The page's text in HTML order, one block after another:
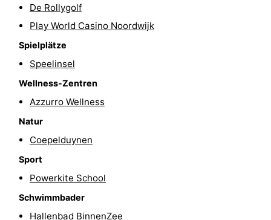
Radfahren
Wandern
Golfplatze
Sportangeln
Essen
trinken
Veranstaltungen
Praktisch
De Rollygolf
Play World Casino Noordwijk
Spielplätze
Speelinsel
Wellness-Zentren
Azzurro Wellness
Natur
Coepelduynen
Sport
Powerkite School
Schwimmbader
Hallenbad BinnenZee